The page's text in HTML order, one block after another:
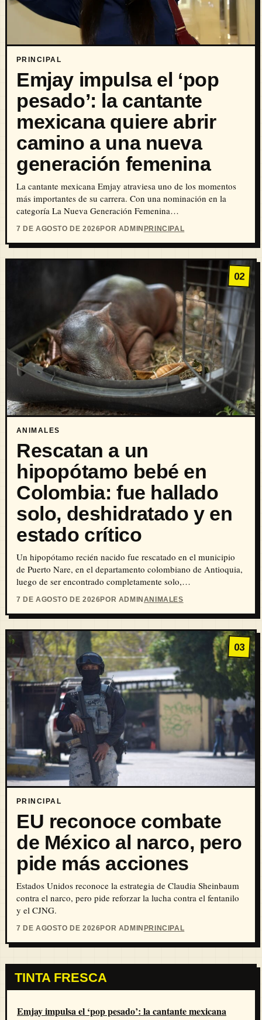
PRINCIPAL
Emjay impulsa el ‘pop
pesado’: la cantante
mexicana quiere abrir
camino a una nueva
generación femenina
La cantante mexicana Emjay atraviesa uno de los momentos
más importantes de su carrera. Con una nominación en la
categoría La Nueva Generación Femenina…
7 DE AGOSTO DE 2026POR ADMINPRINCIPAL
02
ANIMALES
Rescatan a un
hipopótamo bebé en
Colombia: fue hallado
solo, deshidratado y en
estado crítico
Un hipopótamo recién nacido fue rescatado en el municipio
de Puerto Nare, en el departamento colombiano de Antioquia,
luego de ser encontrado completamente solo,…
7 DE AGOSTO DE 2026POR ADMINANIMALES
03
PRINCIPAL
EU reconoce combate
de México al narco, pero
pide más acciones
Estados Unidos reconoce la estrategia de Claudia Sheinbaum
contra el narco, pero pide reforzar la lucha contra el fentanilo
y el CJNG.
7 DE AGOSTO DE 2026POR ADMINPRINCIPAL
TINTA FRESCA
Emjay impulsa el ‘pop pesado’: la cantante mexicana